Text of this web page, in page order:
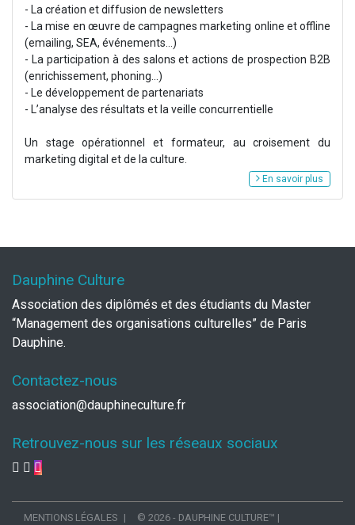
- La création et diffusion de newsletters
- La mise en œuvre de campagnes marketing online et offline
(emailing, SEA, événements…)
- La participation à des salons et actions de prospection B2B
(enrichissement, phoning...)
- Le développement de partenariats
- L’analyse des résultats et la veille concurrentielle
Un stage opérationnel et formateur, au croisement du
marketing digital et de la culture.
En savoir plus
Dauphine Culture
Association des diplômés et des étudiants du Master
“Management des organisations culturelles” de Paris
Dauphine.
Contactez-nous
association@dauphineculture.fr
Retrouvez-nous sur les réseaux sociaux
MENTIONS LÉGALES
© 2026 - DAUPHINE CULTURE™ |